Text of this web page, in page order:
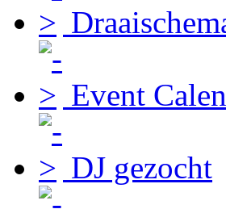
Event
DJ gezocht